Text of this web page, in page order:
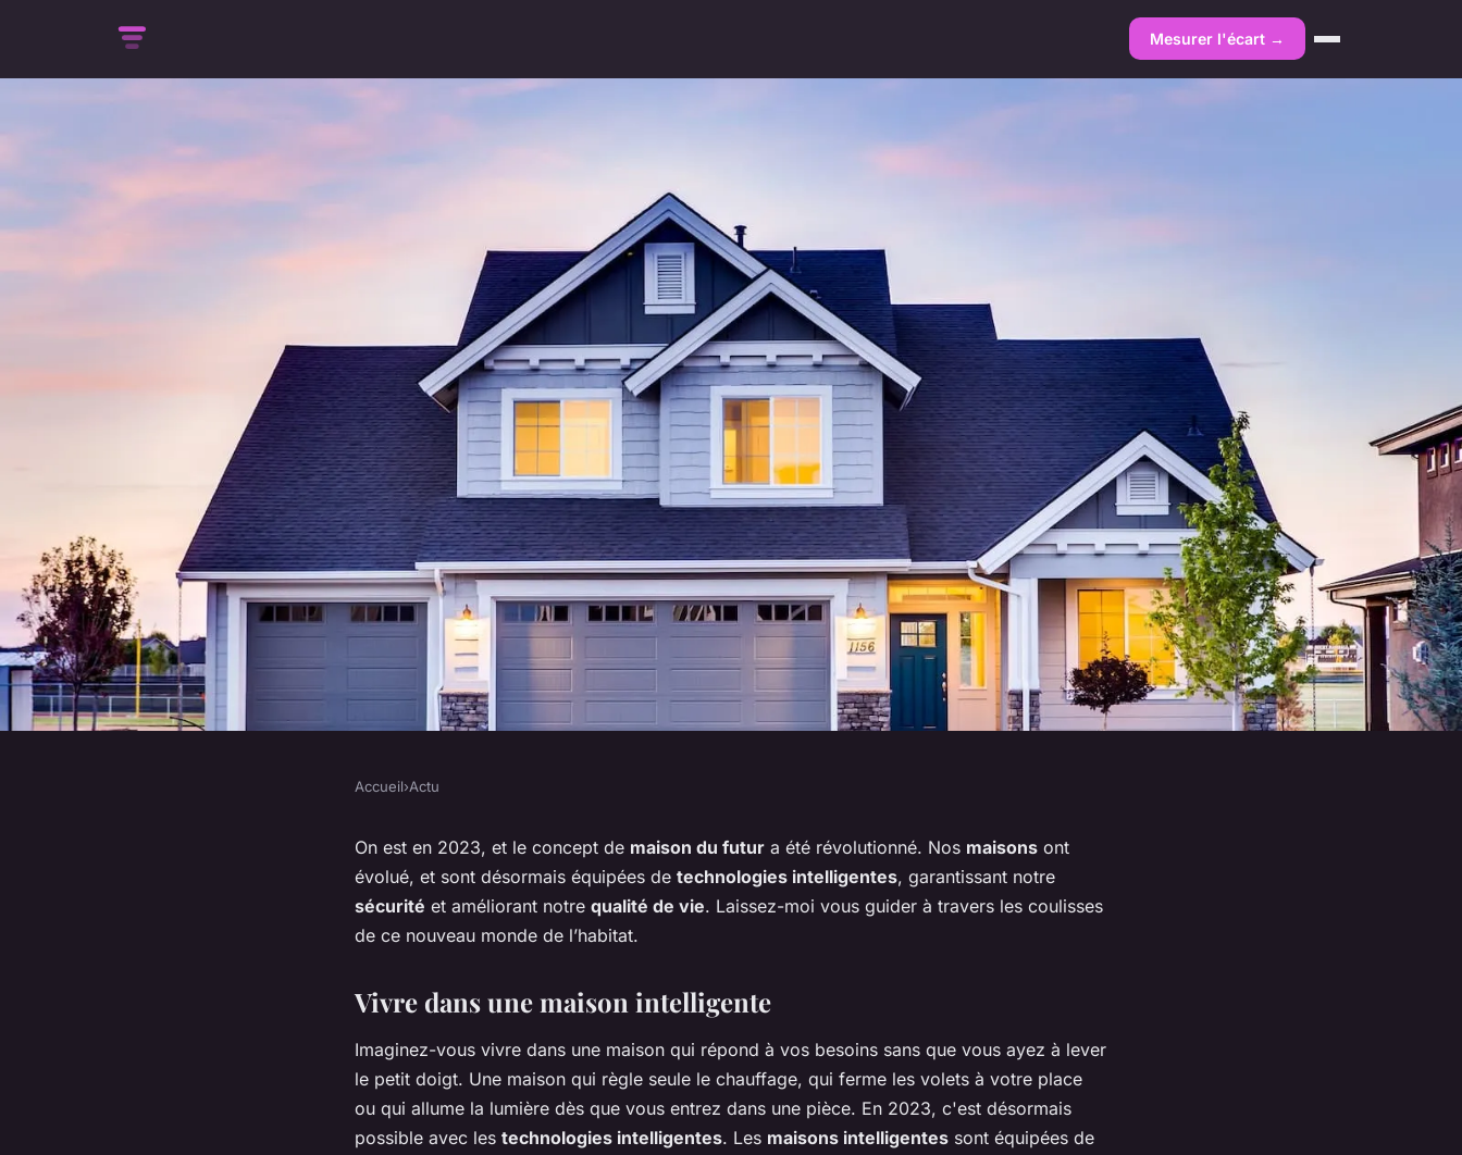
Mesurer l'écart →
La maison du futur : à quoi s'attendre
Accueil›Actu
On est en 2023, et le concept de maison du futur a été révolutionné. Nos maisons ont
évolué, et sont désormais équipées de technologies intelligentes, garantissant notre
sécurité et améliorant notre qualité de vie. Laissez-moi vous guider à travers les coulisses
de ce nouveau monde de l’habitat.
Vivre dans une maison intelligente
Imaginez-vous vivre dans une maison qui répond à vos besoins sans que vous ayez à lever
le petit doigt. Une maison qui règle seule le chauffage, qui ferme les volets à votre place
ou qui allume la lumière dès que vous entrez dans une pièce. En 2023, c'est désormais
possible avec les technologies intelligentes. Les maisons intelligentes sont équipées de